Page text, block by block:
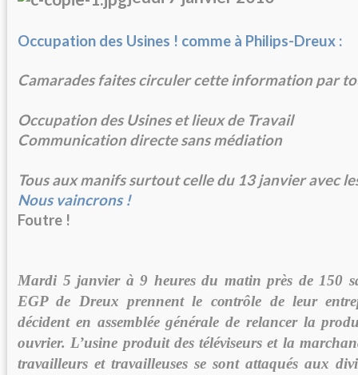
Occupation des Usines ! comme à Philips-Dreux :
Camarades faites circuler cette information par
Occupation des Usines et lieux de Travail
Communication directe sans médiation
Tous aux manifs surtout celle du 13 janvier avec
Nous vaincrons !
Foutre !
Mardi 5 janvier à 9 heures du matin près de 150
EGP de Dreux prennent le contrôle de leur
décident en assemblée générale de relancer la
ouvrier. L’usine produit des téléviseurs et la
travailleurs et travailleuses se sont attaqués aux